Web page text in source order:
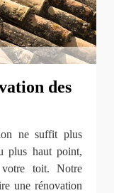
des
ne suffit plus
plus haut point,
toit. Notre
une rénovation